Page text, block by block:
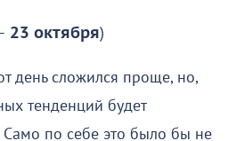
23 октября)
день сложился проще, но,
тенденций будет
по себе это было бы не